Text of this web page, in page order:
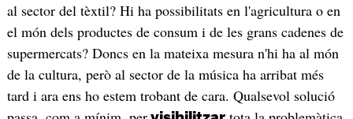
al sector del tèxtil? Hi ha possibilitats en l'agricultura o en
el món dels productes de consum i de les grans cadenes de
supermercats? Doncs en la mateixa mesura n'hi ha al món
de la cultura, però al sector de la música ha arribat més
tard i ara ens ho estem trobant de cara. Qualsevol solució